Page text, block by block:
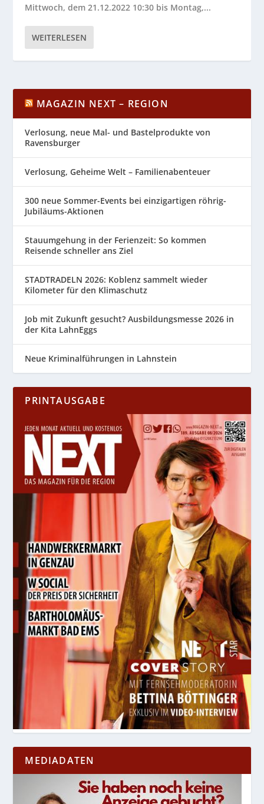
Mittwoch, dem 21.12.2022 10:30 bis Montag,...
WEITERLESEN
MAGAZIN NEXT – REGION
Verlosung, neue Mal- und Bastelprodukte von
Ravensburger
Verlosung, Geheime Welt – Familienabenteuer
300 neue Sommer-Events bei einzigartigen röhrig-
Jubiläums-Aktionen
Stauumgehung in der Ferienzeit: So kommen
Reisende schneller ans Ziel
STADTRADELN 2026: Koblenz sammelt wieder
Kilometer für den Klimaschutz
Job mit Zukunft gesucht? Ausbildungsmesse 2026 in
der Kita LahnEggs
Neue Kriminalführungen in Lahnstein
PRINTAUSGABE
MEDIADATEN